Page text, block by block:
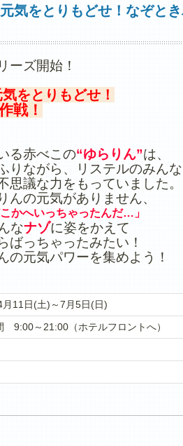
気をとりもどせ！なぞと
ーズ開始！
をとりもどせ！
戦！
る赤べこの“ゆらりん”は、
りながら、リステルのみん
思議な力をもっていました。
んの元気がありません、
かへいっちゃったんだ…」
なナゾに姿をかえて
ばっちゃったみたい！
の元気パワーを集めよう！
月11日(土)～7月5日(日)
9:00～21:00（ホテルフロントへ）